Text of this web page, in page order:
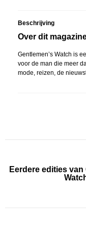
Beschrijving
Over dit
Gentlemen’s Watch is
voor de man die meer
mode, reizen, de
Eerdere edities van